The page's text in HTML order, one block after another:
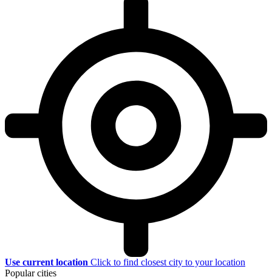
Use current location Click to find closest city to your location
Popular cities